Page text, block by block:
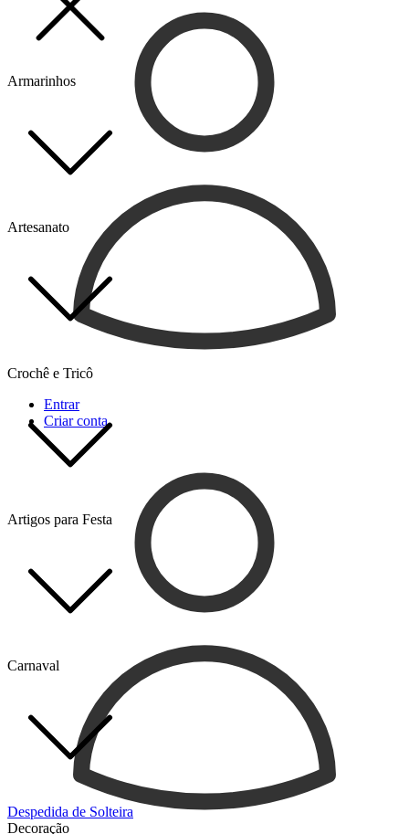
Armarinhos
Artesanato
Crochê e Tricô
Artigos para Festa
Carnaval
Despedida de Solteira
Decoração
Entrar
Criar conta